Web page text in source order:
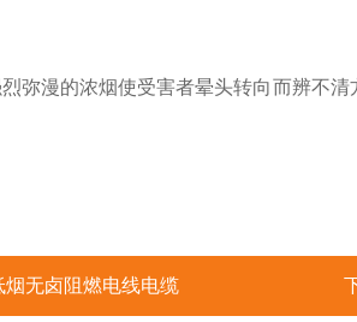
漫的浓烟使受害者晕头转向而辨不清
无卤阻燃电线电缆